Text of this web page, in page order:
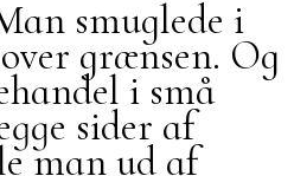
smuglede i
grænsen. Og
i små
sider af
man ud af